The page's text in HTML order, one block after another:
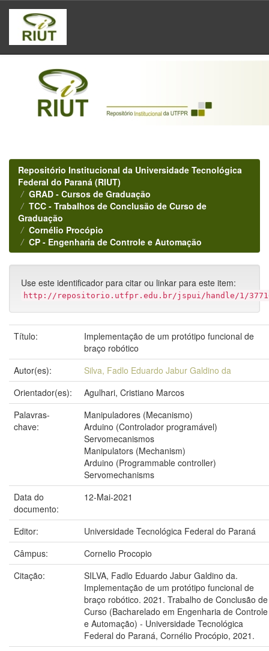
Skip
navigation
Repositório Institucional da Universidade Tecnológica
Federal do Paraná (RIUT)
GRAD - Cursos de Graduação
TCC - Trabalhos de Conclusão de Curso de
Graduação
Cornélio Procópio
CP - Engenharia de Controle e Automação
Use este identificador para citar ou linkar para este item:
http://repositorio.utfpr.edu.br/jspui/handle/1/
Título:
Implementação de um protótipo funcional de
braço robótico
Autor(es):
Silva, Fadlo Eduardo Jabur Galdino da
Orientador(es):
Agulhari, Cristiano Marcos
Palavras-
chave:
Manipuladores (Mecanismo)
Arduino (Controlador programável)
Servomecanismos
Manipulators (Mechanism)
Arduino (Programmable controller)
Servomechanisms
Data do
documento:
12-Mai-2021
Editor:
Universidade Tecnológica Federal do Paraná
Câmpus:
Cornelio Procopio
Citação:
SILVA, Fadlo Eduardo Jabur Galdino da.
Implementação de um protótipo funcional de
braço robótico. 2021. Trabalho de Conclusão de
Curso (Bacharelado em Engenharia de Controle
e Automação) - Universidade Tecnológica
Federal do Paraná, Cornélio Procópio, 2021.